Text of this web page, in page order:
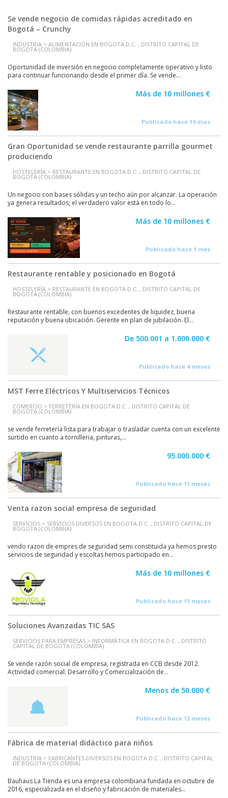
Se vende negocio de comidas rápidas acreditado en
Bogotá – Crunchy
INDUSTRIA > ALIMENTACIÓN EN BOGOTA D.C. , DISTRITO CAPITAL DE
BOGOTA (COLOMBIA)
Oportunidad de inversión en negocio completamente operativo y listo
para continuar funcionando desde el primer día. Se vende...
Más de 10 millones €
Publicado hace 14 días
Gran Oportunidad se vende restaurante parrilla gourmet
produciendo
HOSTELERÍA > RESTAURANTE EN BOGOTA D.C. , DISTRITO CAPITAL DE
BOGOTA (COLOMBIA)
Un negocio con bases sólidas y un techo aún por alcanzar. La operación
ya genera resultados; el verdadero valor está en todo lo...
Más de 10 millones €
Publicado hace 1 mes
Restaurante rentable y posicionado en Bogotá
HOSTELERÍA > RESTAURANTE EN BOGOTA D.C. , DISTRITO CAPITAL DE
BOGOTA (COLOMBIA)
Restaurante rentable, con buenos excedentes de liquidez, buena
reputación y buena ubicación. Gerente en plan de jubilación. El...
De 500.001 a 1.000.000 €
Publicado hace 4 meses
MST Ferre Eléctricos Y Multiservicios Técnicos
COMERCIO > FERRETERÍA EN BOGOTA D.C. , DISTRITO CAPITAL DE
BOGOTA (COLOMBIA)
se vende ferretería lista para trabajar o trasladar cuenta con un excelente
surtido en cuanto a tornilleria, pinturas,...
95.000.000 €
Publicado hace 11 meses
Venta razon social empresa de seguridad
SERVICIOS > SERVICIOS DIVERSOS EN BOGOTA D.C. , DISTRITO CAPITAL DE
BOGOTA (COLOMBIA)
vendo razon de empres de seguridad semi constituida ya hemos presto
servicios de seguridad y escoltas hemos participado en...
Más de 10 millones €
Publicado hace 11 meses
Soluciones Avanzadas TIC SAS
SERVICIOS PARA EMPRESAS > INFORMÁTICA EN BOGOTA D.C. , DISTRITO
CAPITAL DE BOGOTA (COLOMBIA)
Se vende razón social de empresa, registrada en CCB desde 2012.
Actividad comercial: Desarrollo y Comercialización de...
Menos de 50.000 €
Publicado hace 12 meses
Fábrica de material didáctico para niños
INDUSTRIA > FABRICANTES DIVERSOS EN BOGOTA D.C. , DISTRITO CAPITAL
DE BOGOTA (COLOMBIA)
Bauhaus La Tienda es una empresa colombiana fundada en octubre de
2016, especializada en el diseño y fabricación de materiales...